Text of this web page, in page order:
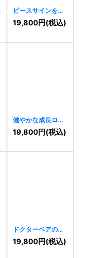
ピースサインをモ
チーフにしたカラ
フルなロゴ
19,800円(税込)
健やかな成長ロゴ
[11360]
19,800円(税込)
ドクターベアのロ
ゴ 11355]
19,800円(税込)